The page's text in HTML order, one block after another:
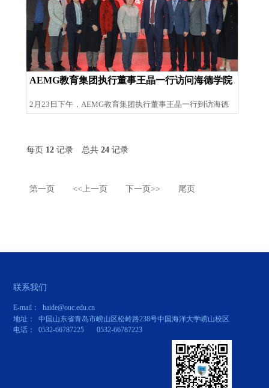
AEMG教育集团执行董事王晶一行访问海德学院
2月23日下午，AEMG教育集团执行董事王晶一行到访海德
学院。海德学院党委书记秦尚海、院长汪岷、教务处副处...
每页 12记录 总共 24记录
第一页 <<上一页 下一页>> 尾页
联系我们
E-mail： haide@ouc.edu.cn
地址： 中国山东省青岛市崂山区松岭路238号中国海洋大学崂山校区
电话： 0532-66787225 0532-66787223